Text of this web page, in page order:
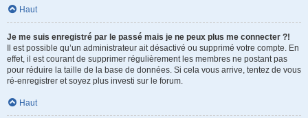
Haut
Je me suis enregistré par le passé mais je ne peux plus me connecter ?!
Il est possible qu’un administrateur ait désactivé ou supprimé votre compte. En
effet, il est courant de supprimer régulièrement les membres ne postant pas
pour réduire la taille de la base de données. Si cela vous arrive, tentez de vous
ré-enregistrer et soyez plus investi sur le forum.
Haut